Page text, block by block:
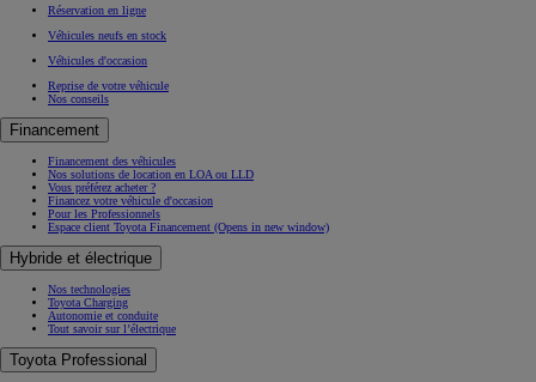
Réservation en ligne
Véhicules neufs en stock
Véhicules d'occasion
Reprise de votre véhicule
Nos conseils
Financement
Financement des véhicules
Nos solutions de location en LOA ou LLD
Vous préférez acheter ?
Financez votre véhicule d'occasion
Pour les Professionnels
Espace client Toyota Financement (Opens in new window)
Hybride et électrique
Nos technologies
Toyota Charging
Autonomie et conduite
Tout savoir sur l’électrique
Toyota Professional